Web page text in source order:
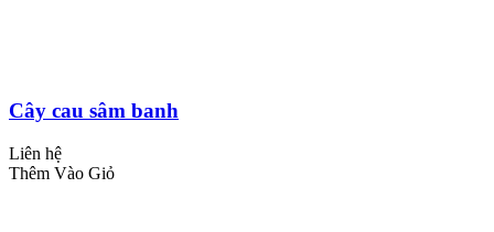
Cây cau sâm banh
Liên hệ
Thêm Vào Giỏ